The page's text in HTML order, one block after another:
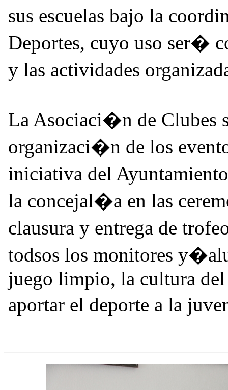
sus escuelas bajo la
Deportes, cuyo uso ser�
y las actividades
La Asociaci�n de Clubes
organizaci�n de los
iniciativa del
la concejal�a en las
clausura y entrega de
todsos los monitores
juego limpio, la cultura del
aportar el deporte a la